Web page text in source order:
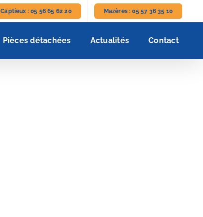
Captieux : 05 56 65 62 20 Mazères : 05 57 36 35 10
Pièces détachées Actualités Contact